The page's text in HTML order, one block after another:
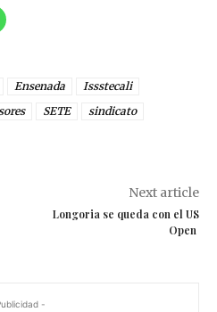
Ensenada
Issstecali
SETE
sindicato
Next article
Longoria se queda con el US
Open
-